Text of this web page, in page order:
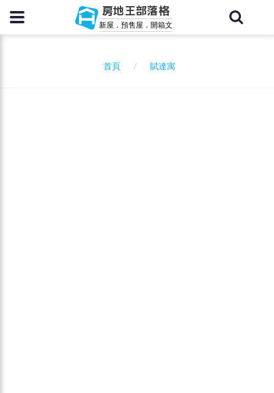
房地王部落格
新屋．預售屋．開箱文
首頁 賦達寓